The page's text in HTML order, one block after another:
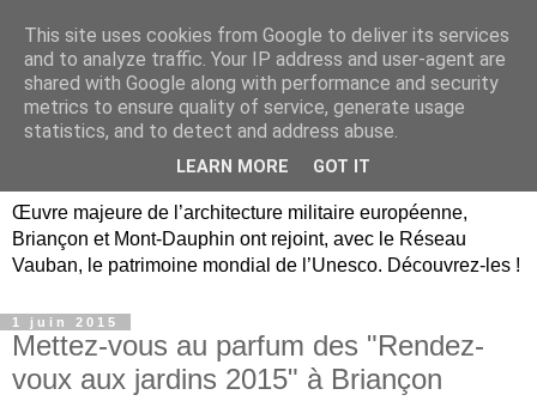
Briançon, Mont-Dauphin,
Vauban Unesco Hautes-
Œuvre majeure de l’architecture militaire européenne,
Briançon et Mont-Dauphin ont rejoint, avec le Réseau
Vauban, le patrimoine mondial de l’Unesco. Découvrez-les !
1 juin 2015
Mettez-vous au parfum des "Rendez-
voux aux jardins 2015" à Briançon
This site uses cookies from Google to deliver its services
and to analyze traffic. Your IP address and user-agent are
shared with Google along with performance and security
metrics to ensure quality of service, generate usage
statistics, and to detect and address abuse.
LEARN MORE GOT IT